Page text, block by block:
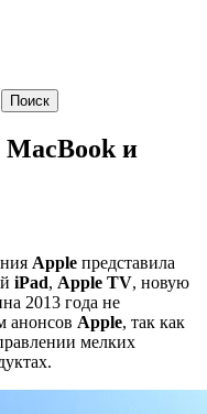
MacBook и
Apple представила
iPad, Apple TV, новую
2013 года не
анонсов Apple, так как
мелких